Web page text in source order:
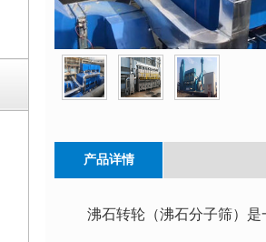
产品详情
沸石转轮（沸石分子筛）